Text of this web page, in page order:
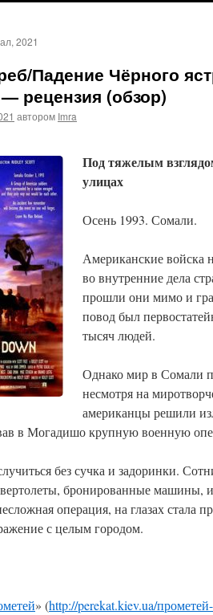
2021
Падение Чёрного
рецензия (обзор)
автором Imra
Под тяжелым
улицах
Осень 1993. Сомали.
Американские войска
во внутренние дела
прошли они мимо и
повод был
тысяч людей.
Однако мир в Сомали
несмотря на
американцы решили
в Могадишо крупную военную
без сучка и задоринки.
бронированные машины,
операция, на глазах стала
с целым городом.
» (http://perekat.kiev.ua/